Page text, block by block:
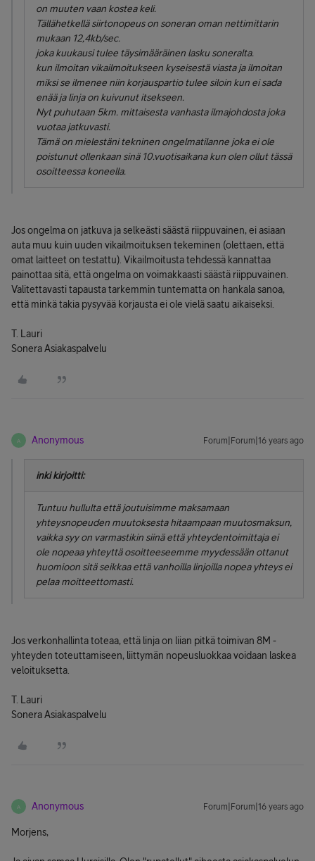
on muuten vaan kostea keli.
Tällähetkellä siirtonopeus on soneran oman nettimittarin
mukaan 12,4kb/sec.
joka kuukausi tulee täysimääräinen lasku soneralta.
kun ilmoitan vikailmoitukseen kyseisestä viasta ja ilmoitan
miksi se ilmenee niin korjauspartio tulee siloin kun ei sada
enää ja linja on kuivunut itsekseen.
Nyt puhutaan 5km. mittaisesta vanhasta ilmajohdosta joka
vuotaa jatkuvasti.
Tämä on mielestäni tekninen ongelmatilanne joka ei ole
poistunut ollenkaan sinä 10.vuotisaikana kun olen ollut tässä
osoitteessa koneella.
Jos ongelma on jatkuva ja selkeästi säästä riippuvainen, ei asiaan
auta muu kuin uuden vikailmoituksen tekeminen (olettaen, että
omat laitteet on testattu). Vikailmoitusta tehdessä kannattaa
painottaa sitä, että ongelma on voimakkaasti säästä riippuvainen.
Valitettavasti tapausta tarkemmin tuntematta on hankala sanoa,
että minkä takia pysyvää korjausta ei ole vielä saatu aikaiseksi.
T. Lauri
Sonera Asiakaspalvelu
A Anonymous Forum|Forum|16 years ago
inki kirjoitti:
Tuntuu hullulta että joutuisimme maksamaan
yhteysnopeuden muutoksesta hitaampaan muutosmaksun,
vaikka syy on varmastikin siinä että yhteydentoimittaja ei
ole nopeaa yhteyttä osoitteeseemme myydessään ottanut
huomioon sitä seikkaa että vanhoilla linjoilla nopea yhteys ei
pelaa moitteettomasti.
Jos verkonhallinta toteaa, että linja on liian pitkä toimivan 8M -
yhteyden toteuttamiseen, liittymän nopeusluokkaa voidaan laskea
veloituksetta.
T. Lauri
Sonera Asiakaspalvelu
A Anonymous Forum|Forum|16 years ago
Morjens,